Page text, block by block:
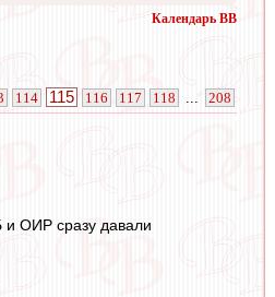
Календарь ВВ
114 115 116 117 118 208
и ОИР сразу давали